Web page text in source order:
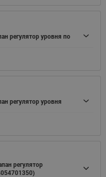
регулятор уровня по
регулятор уровня
регулятор